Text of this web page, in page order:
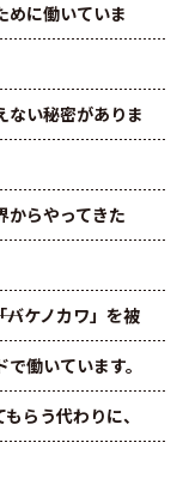
めに働いていま
ない秘密がありま
からやってきた
バケノカワ」を被
働いています。
らう代わりに、